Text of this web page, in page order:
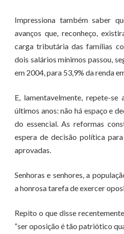
Impressiona também saber
avanços que, reconheço,
carga tributária das famílias
dois salários mínimos passou,
em 2004, para 53,9% da renda
E, lamentavelmente, repete-
últimos anos: não há espaço e
do essencial. As reformas
espera de decisão política
aprovadas.
Senhoras e senhores, a
a honrosa tarefa de exercer
Repito o que disse
“ser oposição é tão patriótico